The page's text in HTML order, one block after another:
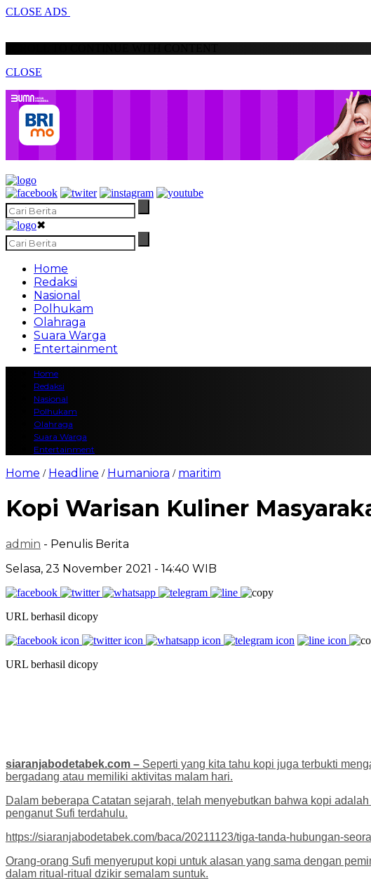
CLOSE ADS
CLOSE
✖
Home
Redaksi
Nasional
Polhukam
Olahraga
Suara Warga
Entertainment
Home
Redaksi
Nasional
Polhukam
Olahraga
Suara Warga
Entertainment
Home / Headline / Humaniora / maritim
Kopi Warisan Kuliner
admin - Penulis Berita
Selasa, 23 November 2021 - 14:40 WIB
URL berhasil dicopy
URL berhasil dicopy
siaranjabodetabek.com – Seperti yang kita tahu kopi juga terbukti
bergadang atau memiliki aktivitas malam hari.
Dalam beberapa Catatan sejarah, telah menyebutkan bahwa kopi
penganut Sufi terdahulu.
https://siaranjabodetabek.com/baca/20211123/tiga-tanda-hubungan-
Orang-orang Sufi menyeruput kopi untuk alasan yang sama dengan
dalam ritual-ritual dzikir semalam suntuk.